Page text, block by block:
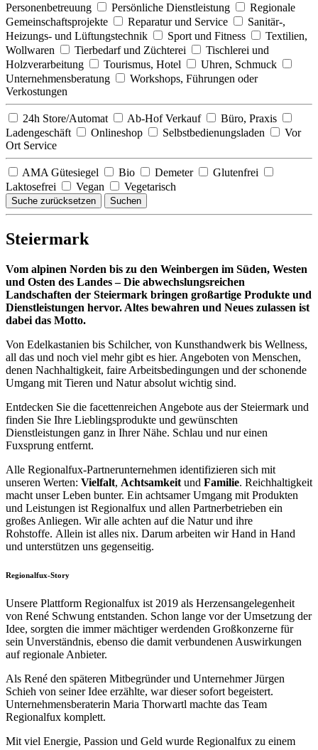
Personenbetreuung
Persönliche Dienstleistung
Regionale
Gemeinschaftsprojekte
Reparatur und Service
Sanitär-,
Heizungs- und Lüftungstechnik
Sport und Fitness
Textilien,
Wollwaren
Tierbedarf und Züchterei
Tischlerei und
Holzverarbeitung
Tourismus, Hotel
Uhren, Schmuck
Unternehmensberatung
Workshops, Führungen oder
Verkostungen
24h Store/Automat Ab-Hof Verkauf
Büro, Praxis
Ladengeschäft
Onlineshop Selbstbedienungsladen
Vor
Ort Service
AMA Gütesiegel Bio Demeter
Glutenfrei
Laktosefrei
Vegan Vegetarisch
Suche zurücksetzen Suchen
Steiermark
Vom alpinen Norden bis zu den Weinbergen im Süden, Westen
und Osten des Landes – Die abwechslungsreichen
Landschaften der Steiermark bringen großartige Produkte und
Dienstleistungen hervor. Altes bewahren und Neues zulassen ist
dabei das Motto.
Von Edelkastanien bis Schilcher, von Kunsthandwerk bis Wellness,
all das und noch viel mehr gibt es hier. Angeboten von Menschen,
denen Nachhaltigkeit, faire Arbeitsbedingungen und der schonende
Umgang mit Tieren und Natur absolut wichtig sind.
Entdecken Sie die facettenreichen Angebote aus der Steiermark und
finden Sie Ihre Lieblingsprodukte und gewünschten
Dienstleistungen ganz in Ihrer Nähe. Schlau und nur einen
Fuxsprung entfernt.
Alle Regionalfux-Partnerunternehmen identifizieren sich mit
unseren Werten: Vielfalt, Achtsamkeit und Familie. Reichhaltigkeit
macht unser Leben bunter. Ein achtsamer Umgang mit Produkten
und Leistungen ist Regionalfux und allen Partnerbetrieben ein
großes Anliegen. Wir alle achten auf die Natur und ihre
Rohstoffe. Allein ist alles nix. Darum arbeiten wir Hand in Hand
und unterstützen uns gegenseitig.
Regionalfux-Story
Unsere Plattform Regionalfux ist 2019 als Herzensangelegenheit
von René Schwung entstanden. Schon lange vor der Umsetzung der
Idee, sorgten die immer mächtiger werdenden Großkonzerne für
sein Unverständnis, ebenso die damit verbundenen Auswirkungen
auf regionale Anbieter.
Als René den späteren Mitbegründer und Unternehmer Jürgen
Schieh von seiner Idee erzählte, war dieser sofort begeistert.
Unternehmensberaterin Maria Thorwartl machte das Team
Regionalfux komplett.
Mit viel Energie, Passion und Geld wurde Regionalfux zu einem